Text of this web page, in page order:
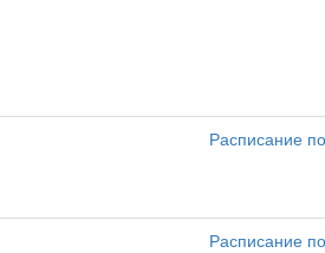
Расписание
Расписание